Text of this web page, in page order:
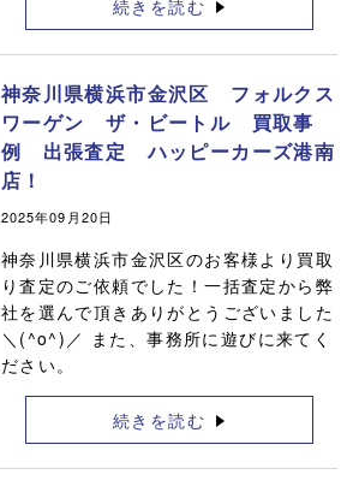
続きを読む
神奈川県横浜市金沢区 フォルクス
ワーゲン ザ・ビートル 買取事
例 出張査定 ハッピーカーズ港南
店！
2025年09月20日
神奈川県横浜市金沢区のお客様より買取
り査定のご依頼でした！一括査定から弊
社を選んで頂きありがとうございました
＼(^o^)／ また、事務所に遊びに来てく
ださい。
続きを読む